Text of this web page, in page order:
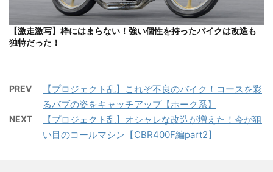
【激走激写】枠にはまらない！強い個性を持ったバイクは改造も
独特だった！
PREV
【プロジェクト乱】これぞ不良のバイク！コースを彩
るバブの姿をキャッチアップ【ホーク系】
NEXT
【プロジェクト乱】オシャレな改造が増えた！今が狙
い目のコールマシン【CBR400F編part2】